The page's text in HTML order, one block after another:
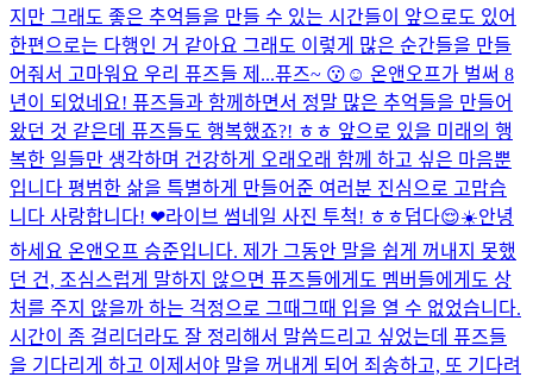
지만 그래도 좋은 추억들을 만들 수 있는 시간들이 앞으로도 있어
한편으로는 다행인 거 같아요 그래도 이렇게 많은 순간들을 만들
어줘서 고마워요 우리 퓨즈들 제...퓨즈~ 😗☺️ 온앤오프가 벌써 8
년이 되었네요! 퓨즈들과 함께하면서 정말 많은 추억들을 만들어
왔던 것 같은데 퓨즈들도 행복했죠?! ㅎㅎ 앞으로 있을 미래의 행
복한 일들만 생각하며 건강하게 오래오래 함께 하고 싶은 마음뿐
입니다 평범한 삶을 특별하게 만들어준 여러분 진심으로 고맙습
니다 사랑합니다! ❤라이브 썸네일 사진 투척! ㅎㅎ덥다😌☀️안녕
하세요 온앤오프 승준입니다. 제가 그동안 말을 쉽게 꺼내지 못했
던 건, 조심스럽게 말하지 않으면 퓨즈들에게도 멤버들에게도 상
처를 주지 않을까 하는 걱정으로 그때그때 입을 열 수 없었습니다.
시간이 좀 걸리더라도 잘 정리해서 말씀드리고 싶었는데 퓨즈들
을 기다리게 하고 이제서야 말을 꺼내게 되어 죄송하고, 또 기다려